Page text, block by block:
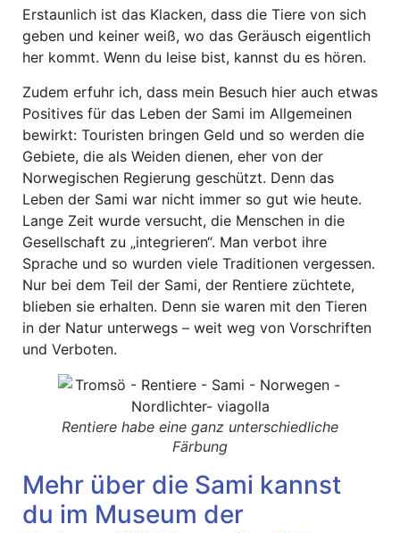
Erstaunlich ist das Klacken, dass die Tiere von sich
geben und keiner weiß, wo das Geräusch eigentlich
her kommt. Wenn du leise bist, kannst du es hören.
Zudem erfuhr ich, dass mein Besuch hier auch etwas
Positives für das Leben der Sami im Allgemeinen
bewirkt: Touristen bringen Geld und so werden die
Gebiete, die als Weiden dienen, eher von der
Norwegischen Regierung geschützt. Denn das
Leben der Sami war nicht immer so gut wie heute.
Lange Zeit wurde versucht, die Menschen in die
Gesellschaft zu „integrieren“. Man verbot ihre
Sprache und so wurden viele Traditionen vergessen.
Nur bei dem Teil der Sami, der Rentiere züchtete,
blieben sie erhalten. Denn sie waren mit den Tieren
in der Natur unterwegs – weit weg von Vorschriften
und Verboten.
Rentiere habe eine ganz unterschiedliche
Färbung
Mehr über die Sami kannst
du im Museum der